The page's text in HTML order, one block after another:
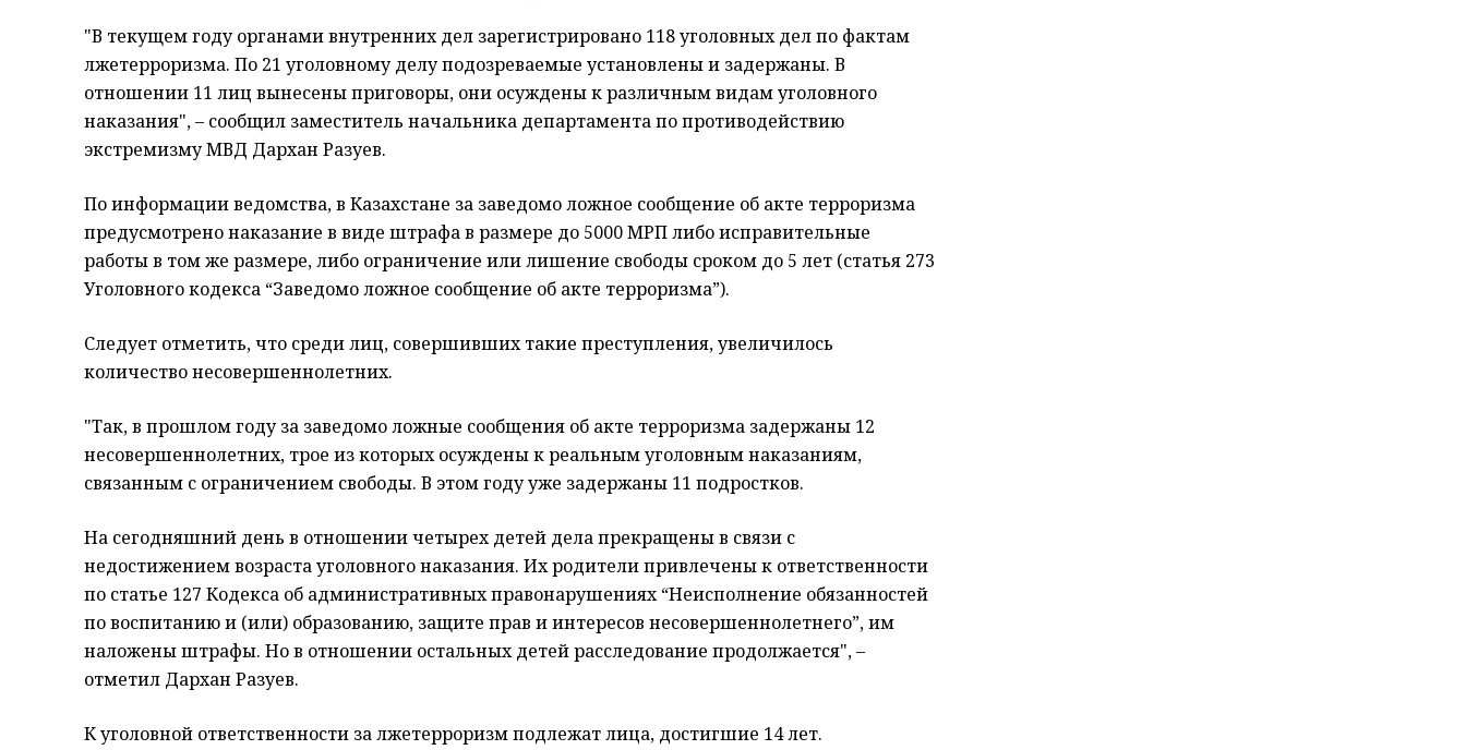
"В текущем году органами внутренних дел зарегистрировано 118 уголовных дел по фактам
лжетерроризма. По 21 уголовному делу подозреваемые установлены и задержаны. В
отношении 11 лиц вынесены приговоры, они осуждены к различным видам уголовного
наказания", – сообщил заместитель начальника департамента по противодействию
экстремизму МВД Дархан Разуев.
По информации ведомства, в Казахстане за заведомо ложное сообщение об акте терроризма
предусмотрено наказание в виде штрафа в размере до 5000 МРП либо исправительные
работы в том же размере, либо ограничение или лишение свободы сроком до 5 лет (статья 273
Уголовного кодекса “Заведомо ложное сообщение об акте терроризма”).
Следует отметить, что среди лиц, совершивших такие преступления, увеличилось
количество несовершеннолетних.
"Так, в прошлом году за заведомо ложные сообщения об акте терроризма задержаны 12
несовершеннолетних, трое из которых осуждены к реальным уголовным наказаниям,
связанным с ограничением свободы. В этом году уже задержаны 11 подростков.
На сегодняшний день в отношении четырех детей дела прекращены в связи с
недостижением возраста уголовного наказания. Их родители привлечены к ответственности
по статье 127 Кодекса об административных правонарушениях “Неисполнение обязанностей
по воспитанию и (или) образованию, защите прав и интересов несовершеннолетнего”, им
наложены штрафы. Но в отношении остальных детей расследование продолжается", –
отметил Дархан Разуев.
К уголовной ответственности за лжетерроризм подлежат лица, достигшие 14 лет.